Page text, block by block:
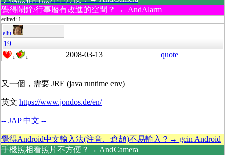
覺得鬧鐘/行事曆有改進的空間？→ AndAlarm
edited: 1
eliu
19
1 1 2008-03-13 quote
又一個，需要 JRE (java runtime env)
英文 https://www.jondos.de/en/
-- JAP 中文 --
覺得Android中文輸入法(注音、倉頡)不易輸入？→ gcin Android
手機照相看照片不方便？→ AndCamera